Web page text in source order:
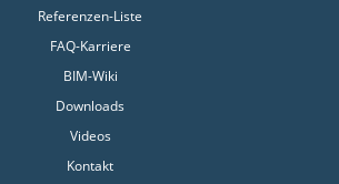
Referenzen-Liste
FAQ-Karriere
BIM-Wiki
Downloads
Videos
Kontakt